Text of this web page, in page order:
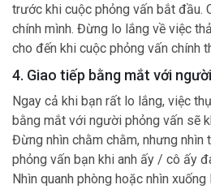
trước khi cuộc phỏng vấn bắt đầu.
chính mình. Đừng lo lắng về việc
cho đến khi cuộc phỏng vấn chính
4. Giao tiếp bằng mắt với
Ngay cả khi bạn rất lo lắng, việc
bằng mắt với người phỏng vấn sẽ
Đừng nhìn chằm chằm, nhưng nhìn
phỏng vấn bạn khi anh ấy / cô ấy
Nhìn quanh phòng hoặc nhìn